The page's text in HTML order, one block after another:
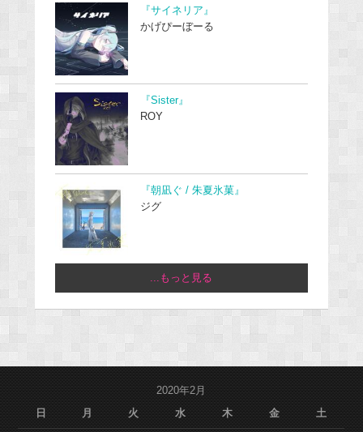
『サイネリア』
かげぴーぼーる
『Sister』
ROY
『朝凪ぐ / 朱夏氷菓』
ジグ
...もっと見る
2020年2月
日
月 火 水 木 金 土